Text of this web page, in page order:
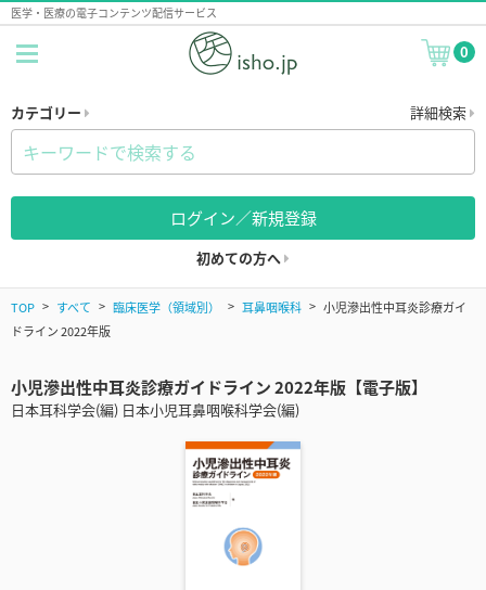
医学・医療の電子コンテンツ配信サービス
0
カテゴリー 詳細検索
ログイン／新規登録
初めての方へ
TOP すべて 臨床医学（領域別） 耳鼻咽喉科
小児滲出性中耳炎診療ガイ
ドライン 2022年版
小児滲出性中耳炎診療ガイドライン 2022年版【電子版】
日本耳科学会(編) 日本小児耳鼻咽喉科学会(編)